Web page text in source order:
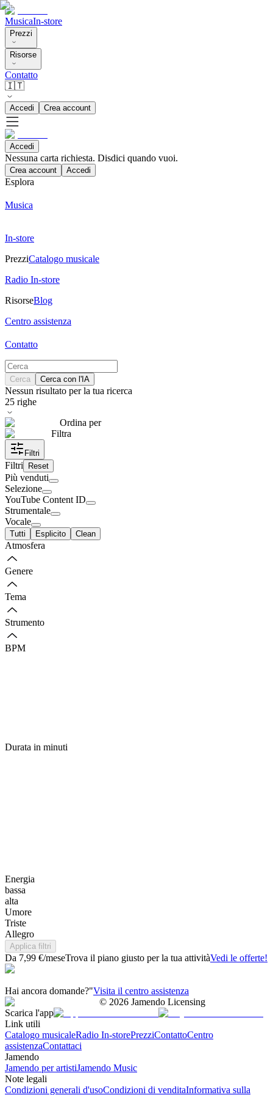
MusicaIn-store
Prezzi
Risorse
Contatto
🇮🇹
Accedi Crea account
Accedi
Nessuna carta richiesta. Disdici quando vuoi.
Crea account Accedi
Esplora
Musica
In-store
PrezziCatalogo musicale
Radio In-store
RisorseBlog
Centro assistenza
Contatto
Cerca Cerca con l'IA
Nessun risultato per la tua ricerca
25 righe
Ordina per
Filtra
Filtri
Filtri Reset
Più venduti
Selezione
YouTube Content ID
Strumentale
Vocale
Tutti Esplicito Clean
Atmosfera
Genere
Tema
Strumento
BPM
Durata in minuti
Energia
bassa
alta
Umore
Triste
Allegro
Applica filtri
Da 7,99 €/meseTrova il piano giusto per la tua attivitàVedi le offerte!
Hai ancora domande?"Visita il centro assistenza
© 2026 Jamendo Licensing
Scarica l'app
Link utili
Catalogo musicaleRadio In-storePrezziContattoCentro
assistenzaContattaci
Jamendo
Jamendo per artistiJamendo Music
Note legali
Condizioni generali d'usoCondizioni di venditaInformativa sulla